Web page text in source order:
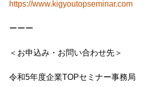
https://www.kigyoutopseminar.com
ーーー
＜お申込み・お問い合わせ先＞
令和5年度企業TOPセミナー事務局